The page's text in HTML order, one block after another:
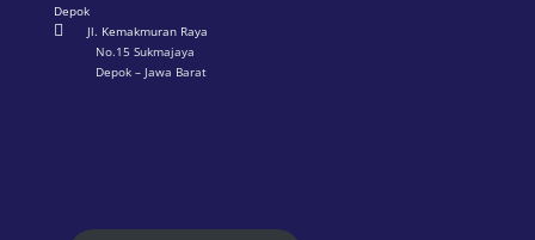
Depok

Jl. Kemakmuran Raya
No.15 Sukmajaya
Depok – Jawa Barat